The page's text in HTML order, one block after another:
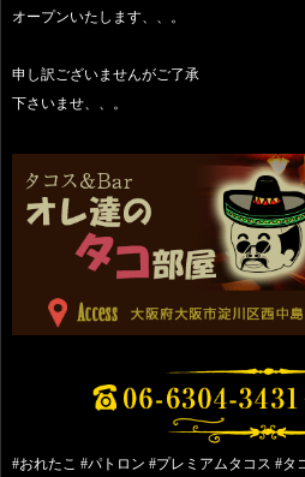
オープンいたします、、。
申し訳ございませんがご了承
下さいませ、、。
#おれたこ #パトロン #プレミアムタコス #タ